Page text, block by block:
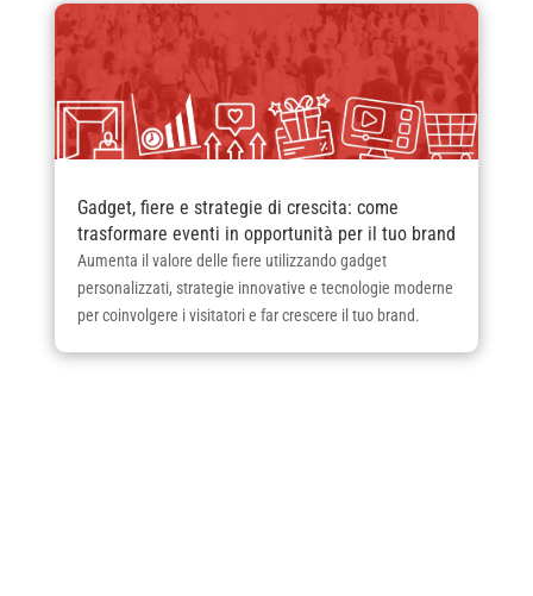
Gadget, fiere e strategie di crescita: come
trasformare eventi in opportunità per il tuo brand
Aumenta il valore delle fiere utilizzando gadget
personalizzati, strategie innovative e tecnologie moderne
per coinvolgere i visitatori e far crescere il tuo brand.